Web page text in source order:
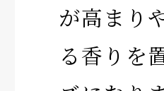
が高まり
る香りを